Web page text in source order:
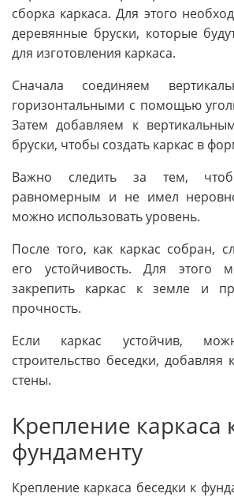
сборка каркаса. Для этого
деревянные бруски, которые
для изготовления каркаса.
Сначала соединяем
горизонтальными с помощью
Затем добавляем к
бруски, чтобы создать каркас в
Важно следить за тем,
равномерным и не имел
можно использовать уровень.
После того, как каркас собран,
его устойчивость. Для этого
закрепить каркас к земле и
прочность.
Если каркас устойчив,
строительство беседки, добавляя
стены.
Крепление каркаса
фундаменту
Крепление каркаса беседки к